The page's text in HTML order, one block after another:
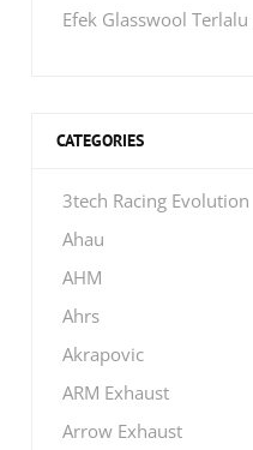
Efek Glasswool Terlalu
CATEGORIES
3tech Racing Evolution
Ahau
AHM
Ahrs
Akrapovic
ARM Exhaust
Arrow Exhaust